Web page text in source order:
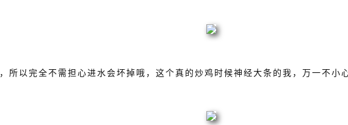
，所以完全不需担心进水会坏掉哦，这个真的炒鸡时候神经大条的我，万一不小